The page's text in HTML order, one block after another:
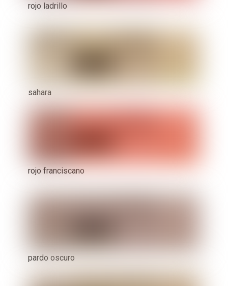
rojo ladrillo
sahara
rojo franciscano
pardo oscuro